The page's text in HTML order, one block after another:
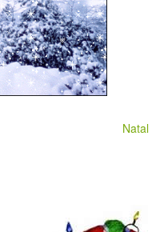
Natal